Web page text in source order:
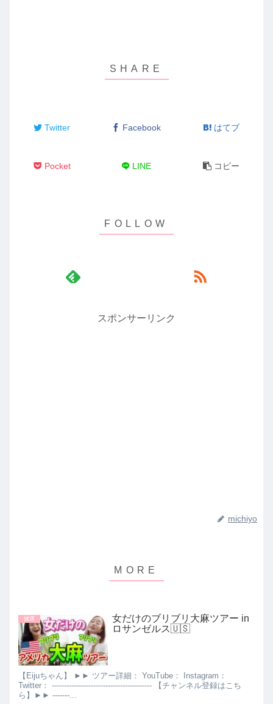
Twitter Facebook はてブ
Pocket LINE コピー
スポンサーリンク
michiyo
健康
女だけのブリブリ大麻ツアー in
ロサンゼルス🇺🇸
【Eijuちゃん】 ►► ツアー詳細： YouTube： Instagram：
Twitter： ----------------------------------------- 【チャンネル登録はこち
ら】►► -------...